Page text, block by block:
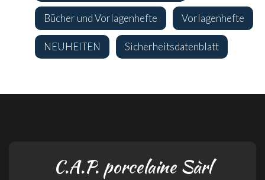
Bücher und Vorlagenhefte Vorlagenhefte
NEUHEITEN Sicherheitsdatenblatt
C.A.P. porcelaine Sàrl